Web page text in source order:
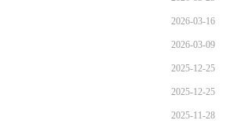
2026-03-16
2026-03-09
2025-12-25
2025-12-25
2025-11-28